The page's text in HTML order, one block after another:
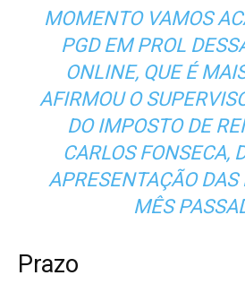
MOMENTO VAMOS
PGD EM PROL
ONLINE, QUE É
AFIRMOU O
DO IMPOSTO DE
CARLOS FONSECA,
APRESENTAÇÃO DAS
MÊS
Prazo